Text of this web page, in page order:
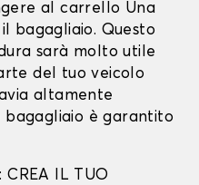
al carrello Una
bagagliaio. Questo
sarà molto utile
del tuo veicolo
altamente
è garantito
: CREA IL TUO